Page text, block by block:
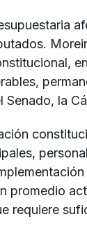
Senado, la
promedio
requiere